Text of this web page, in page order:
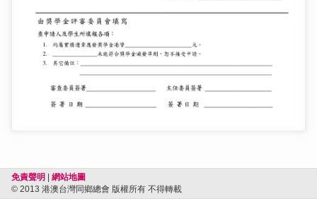
免責聲明
網站地圖
© 2013 港澳台灣同鄉總會 版權所有 不得轉載